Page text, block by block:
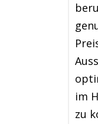
im
zu